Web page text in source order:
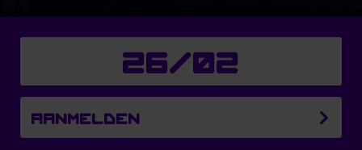
26/02
Aanmelden